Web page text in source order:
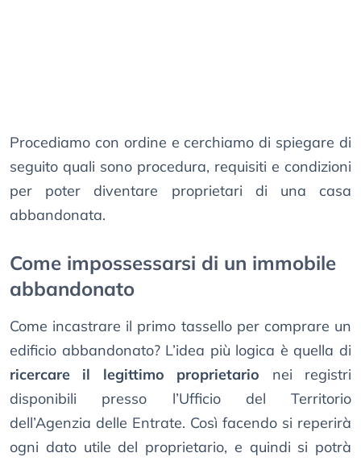
Procediamo con ordine e cerchiamo di spiegare di
seguito quali sono procedura, requisiti e condizioni
per poter diventare proprietari di una casa
abbandonata.
Come impossessarsi di un immobile
abbandonato
Come incastrare il primo tassello per comprare un
edificio abbandonato? L’idea più logica è quella di
ricercare il legittimo proprietario nei registri
disponibili presso l’Ufficio del Territorio
dell’Agenzia delle Entrate. Così facendo si reperirà
ogni dato utile del proprietario, e quindi si potrà